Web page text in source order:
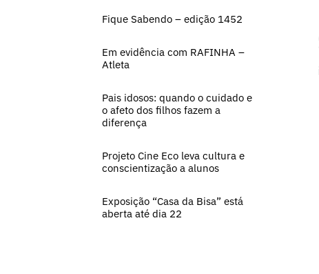
Fique Sabendo – edição 1452
Em evidência com RAFINHA –
Atleta
Pais idosos: quando o cuidado e
o afeto dos filhos fazem a
diferença
Projeto Cine Eco leva cultura e
conscientização a alunos
Exposição “Casa da Bisa” está
aberta até dia 22